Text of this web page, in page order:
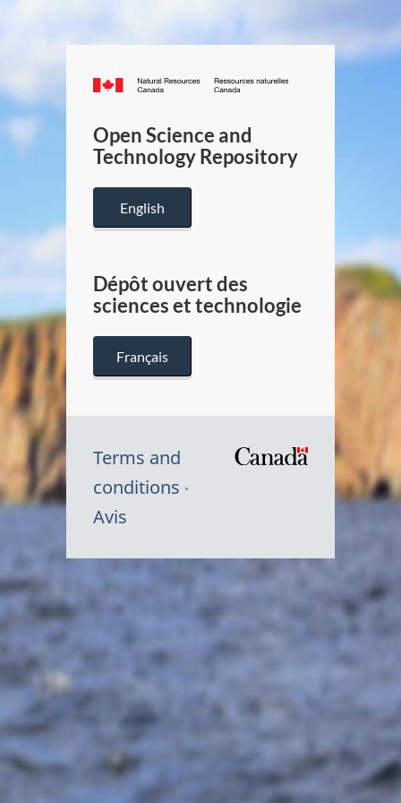
Canada.ca
/
Canada
Open Science and
Technology Repository
English
Dépôt ouvert des
sciences et technologie
Français
Terms and
conditions
Avis
Symbole
Canada